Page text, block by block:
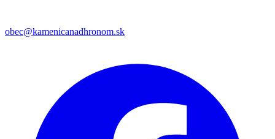
obec@kamenicanadhronom.sk